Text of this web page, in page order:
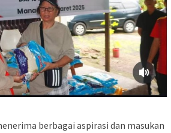
berbagai aspirasi dan masukan